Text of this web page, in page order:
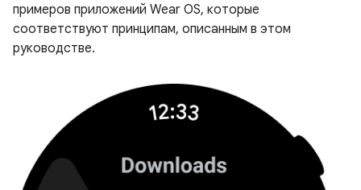
примеров приложений Wear OS, которые
соответствуют принципам, описанным в этом
руководстве.